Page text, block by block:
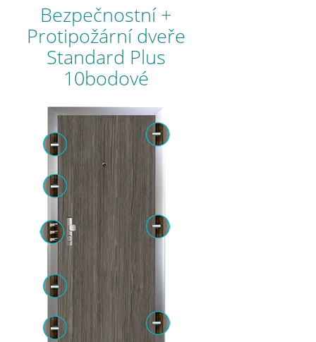
Bezpečnostní +
Protipožární dveře
Standard Plus
10bodové